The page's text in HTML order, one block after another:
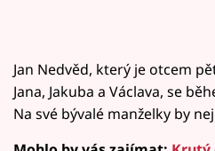
Jan Nedvěd, který je otcem
Jana, Jakuba a Václava, se
Na své bývalé manželky by